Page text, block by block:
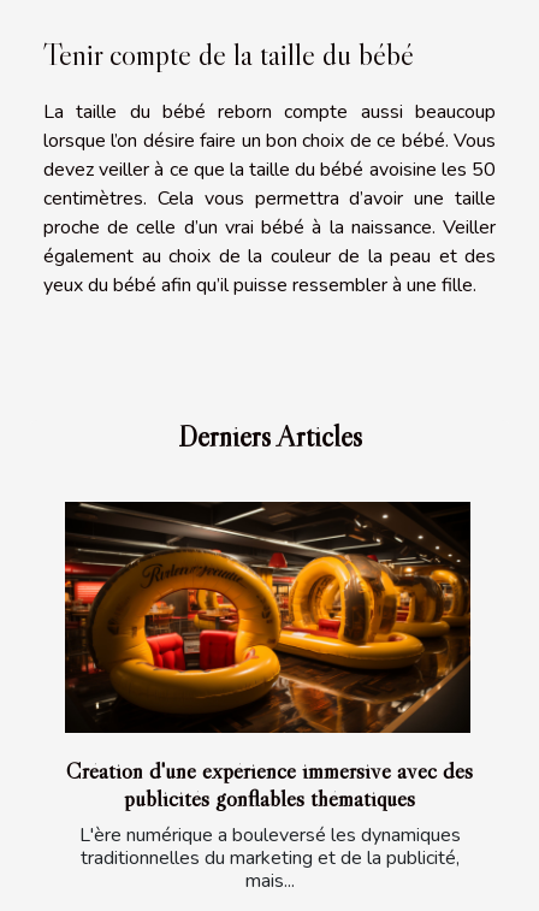
Tenir compte de la taille du bébé
La taille du bébé reborn compte aussi beaucoup
lorsque l’on désire faire un bon choix de ce bébé. Vous
devez veiller à ce que la taille du bébé avoisine les 50
centimètres. Cela vous permettra d’avoir une taille
proche de celle d’un vrai bébé à la naissance. Veiller
également au choix de la couleur de la peau et des
yeux du bébé afin qu’il puisse ressembler à une fille.
Derniers Articles
Création d'une expérience immersive avec des
publicités gonflables thématiques
L'ère numérique a bouleversé les dynamiques
traditionnelles du marketing et de la publicité,
mais...